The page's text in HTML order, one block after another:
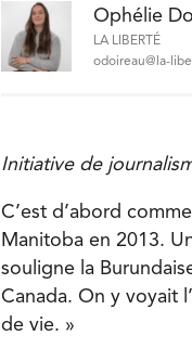
Ophélie
LA LIBERTÉ
odoireau@la-
Initiative de
C’est d’abord
Manitoba en 2013.
souligne la
Canada. On y voyait
de vie. »